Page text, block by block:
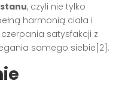
, czyli nie tylko
harmonią ciała i
satysfakcji z
samego siebie[2].